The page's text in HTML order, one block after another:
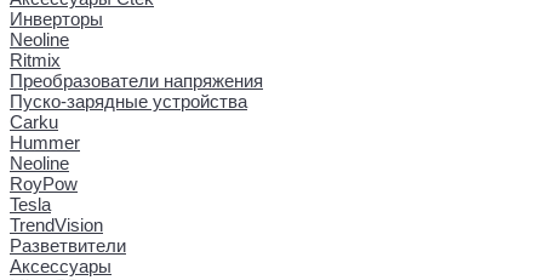
Инверторы
Neoline
Ritmix
Преобразователи напряжения
Пуско-зарядные устройства
Carku
Hummer
Neoline
RoyPow
Tesla
TrendVision
Разветвители
Аксессуары